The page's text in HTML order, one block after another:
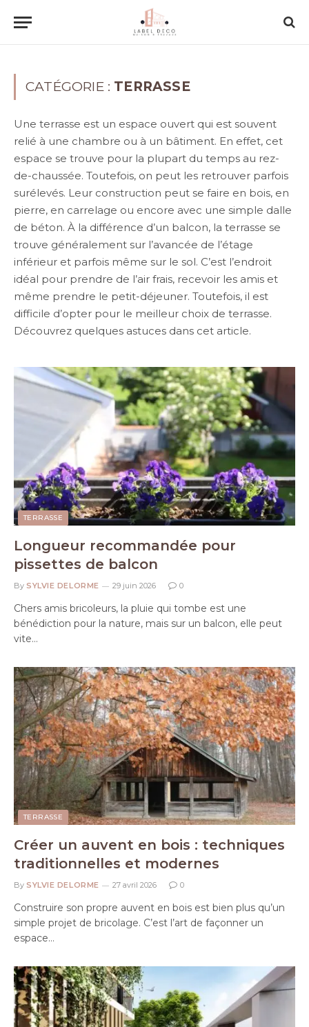
CATÉGORIE : TERRASSE
Une terrasse est un espace ouvert qui est souvent
relié à une chambre ou à un bâtiment. En effet, cet
espace se trouve pour la plupart du temps au rez-
de-chaussée. Toutefois, on peut les retrouver parfois
surélevés. Leur construction peut se faire en bois, en
pierre, en carrelage ou encore avec une simple dalle
de béton. À la différence d’un balcon, la terrasse se
trouve généralement sur l’avancée de l’étage
inférieur et parfois même sur le sol. C’est l’endroit
idéal pour prendre de l’air frais, recevoir les amis et
même prendre le petit-déjeuner. Toutefois, il est
difficile d’opter pour le meilleur choix de terrasse.
Découvrez quelques astuces dans cet article.
TERRASSE
Longueur recommandée pour
pissettes de balcon
By SYLVIE DELORME 29 juin 2026 0
Chers amis bricoleurs, la pluie qui tombe est une
bénédiction pour la nature, mais sur un balcon, elle peut
vite…
TERRASSE
Créer un auvent en bois : techniques
traditionnelles et modernes
By SYLVIE DELORME 27 avril 2026 0
Construire son propre auvent en bois est bien plus qu’un
simple projet de bricolage. C’est l’art de façonner un
espace…